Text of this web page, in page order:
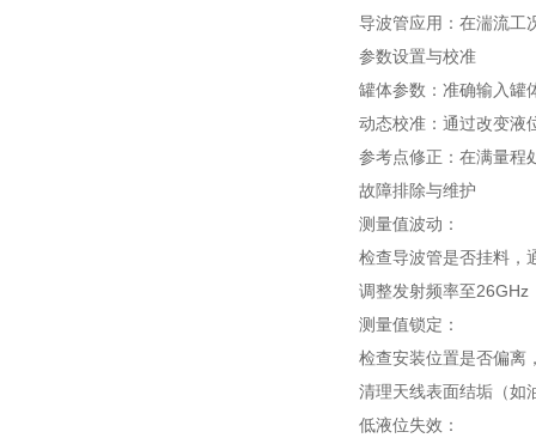
导波管应用：在湍流工
参数设置与校准
罐体参数：准确输入罐
动态校准：通过改变液
参考点修正：在满量程
故障排除与维护
测量值波动：
检查导波管是否挂料，
调整发射频率至26GHz
测量值锁定：
检查安装位置是否偏离
清理天线表面结垢（如
低液位失效：